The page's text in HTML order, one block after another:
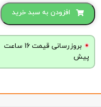
افزودن به سبد خرید
بروزرسانی قیمت 16 ساعت
پیش